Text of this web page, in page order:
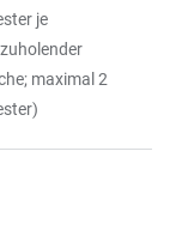
je
maximal 2